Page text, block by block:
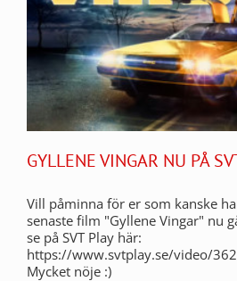
GYLLENE VINGAR NU PÅ
Vill påminna för er som kanske
senaste film "Gyllene Vingar" nu
se på SVT Play här:
https://www.svtplay.se/video/
Mycket nöje :)